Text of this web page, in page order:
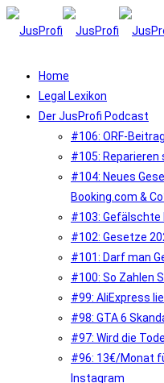
Home
Legal Lexikon
Der JusProfi Podcast
#106: ORF-
#105:
#104: Neues
Booking.com &
#103: Gefälschte
#102: Gesetze
#101: Darf man
#100: So Zahlen
#99: AliExpress
#98: GTA 6
#97: Wird die
#96: 13€/Monat
Instagram